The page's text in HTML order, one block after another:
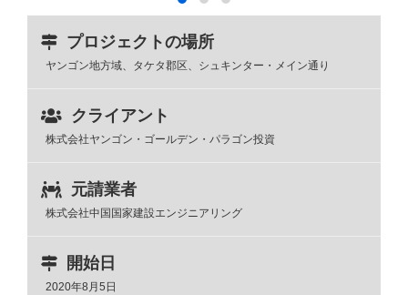
プロジェクトの場所
ヤンゴン地方域、タケタ郡区、シュキンター・メイン通り
クライアント
株式会社ヤンゴン・ゴールデン・パラゴン投資
元請業者
株式会社中国国家建設エンジニアリング
開始日
2020年8月5日